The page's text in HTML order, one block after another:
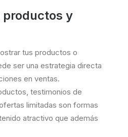
productos y
tus productos o
ser una estrategia directa
en ventas.
testimonios de
limitadas son formas
atractivo que además